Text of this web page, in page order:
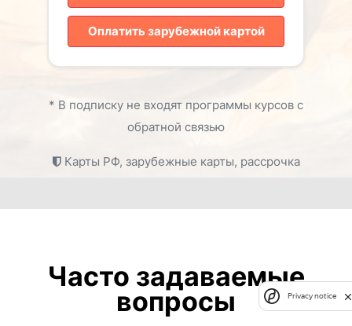
Оплатить зарубежной картой
* В подписку не входят программы курсов с
обратной связью
Карты РФ, зарубежные карты, рассрочка
Часто задаваемые
вопросы Privacy notice